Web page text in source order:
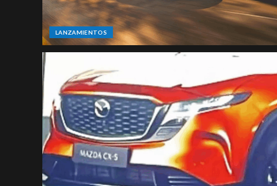
LANZAMIENTOS